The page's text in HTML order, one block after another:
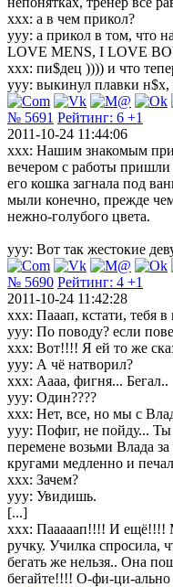
xxx: а в чем прикол?
yyy: а прикол в том, что
LOVE MENS, I LOVE
xxx: пи$дец )))) и что
yyy: выкинул плавки н$х,
№ 5691 Рейтинг: 6 +1
2011-10-24 11:44:06
xxx: Нашим знакомым
вечером с работы пришли
его кошка загнала под
мыли конечно, прежде
нежно-голубого цвета.
yyy: Вот так жестокие
№ 5690 Рейтинг: 4 +1
2011-10-24 11:42:28
xxx: Пааап, кстати, тебя
yyy: По поводу? если
xxx: Вот!!!! Я ей то же
yyy: А чё натворил?
xxx: Аааа, фигня... Бегал..
yyy: Один????
xxx: Нет, все, но мы с
yyy: Пофиг, не пойду... Ты
перемене возьми Влада
кругами медленно и
xxx: Зачем?
yyy: Увидишь.
[...]
xxx: Пааааап!!!! И ещё!!!!
ручку. Училка спросила,
бегать же нельзя.. Она
бегайте!!!! О-фи-ци-